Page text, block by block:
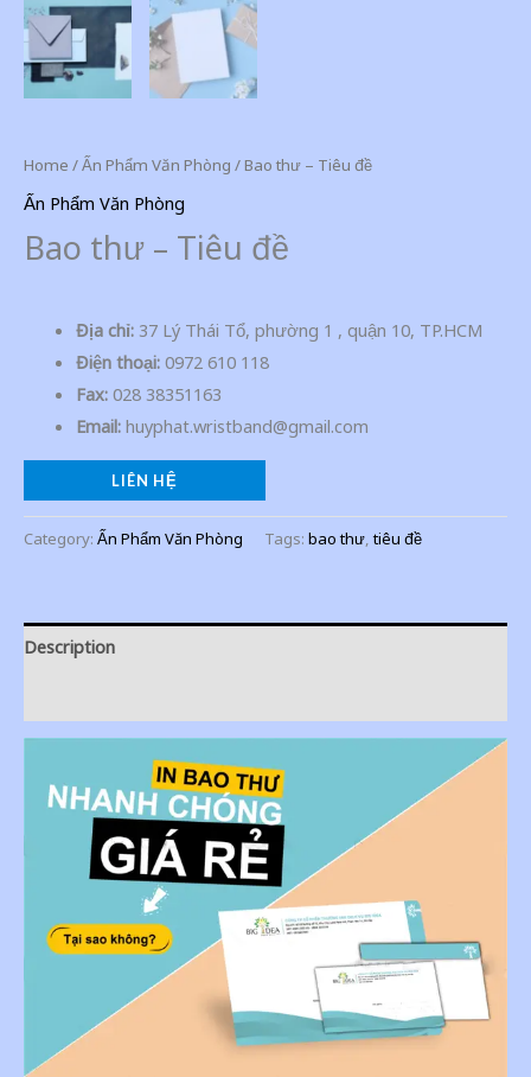
Home /Ấn Phẩm Văn Phòng / Bao thư – Tiêu đề
Ấn Phẩm Văn Phòng
Bao thư – Tiêu đề
Địa chỉ:37 Lý Thái Tổ, phường 1 , quận 10, TP.HCM
Điện thoại:0972 610 118
Fax:028 38351163
Email: huyphat.wristband@gmail.com
LIÊN HỆ
Category: Ấn Phẩm Văn Phòng Tags: bao thư,tiêu đề
Description